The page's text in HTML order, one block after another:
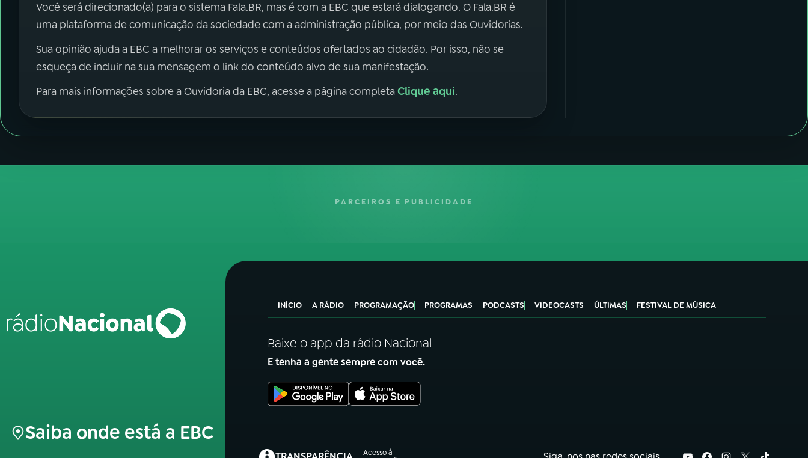
Você será direcionado(a) para o sistema Fala.BR, mas é com a EBC que estará dialogando. O Fala.BR é
uma plataforma de comunicação da sociedade com a administração pública, por meio das Ouvidorias.
Sua opinião ajuda a EBC a melhorar os serviços e conteúdos ofertados ao cidadão. Por isso, não se
esqueça de incluir na sua mensagem o link do conteúdo alvo de sua manifestação.
Para mais informações sobre a Ouvidoria da EBC, acesse a página completaClique aqui.
PARCEIROS E PUBLICIDADE
Saiba onde está a EBC
INÍCIO A RÁDIO PROGRAMAÇÃO PROGRAMAS PODCASTS VIDEOCASTS ÚLTIMAS FESTIVAL DE MÚSICA
Baixe o app da rádio Nacional
E tenha a gente sempre com você.
Acesso à